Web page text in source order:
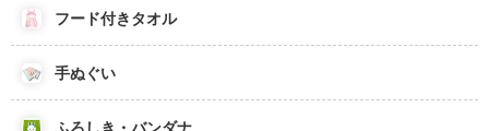
フード付きタオル
手ぬぐい